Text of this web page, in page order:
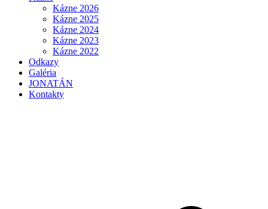
Kázne 2026
Kázne 2025
Kázne 2024
Kázne 2023
Kázne 2022
Odkazy
Galéria
JONATÁN
Kontakty